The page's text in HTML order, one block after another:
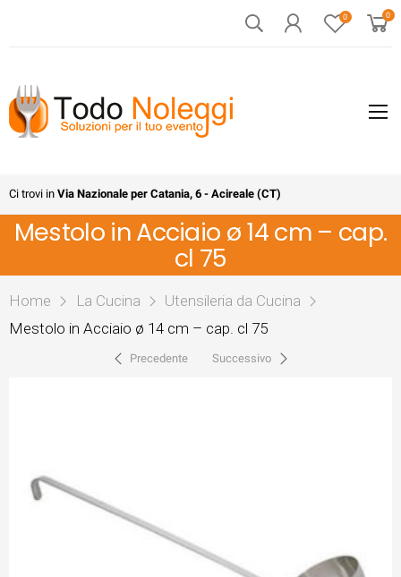
0 0
Ci trovi in Via Nazionale per Catania, 6 - Acireale (CT)
Mestolo in Acciaio ø 14 cm – cap.
cl 75
Home La Cucina
Utensileria da Cucina
Mestolo in Acciaio ø 14 cm – cap. cl 75
Precedente Successivo